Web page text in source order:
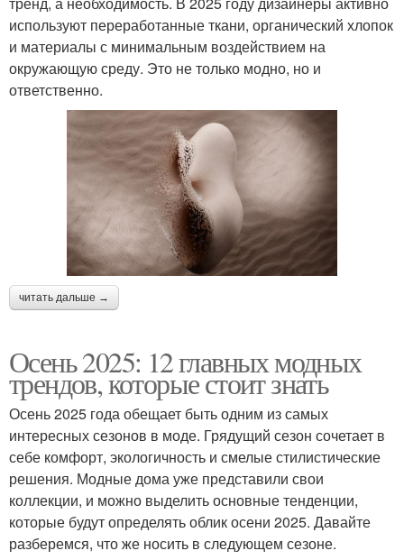
используют переработанные ткани, органический хлопок
и материалы с минимальным воздействием на
окружающую среду. Это не только модно, но и
ответственно.
читать дальше →
Осень 2025: 12 главных модных
трендов, которые стоит знать
Осень 2025 года обещает быть одним из самых
интересных сезонов в моде. Грядущий сезон сочетает в
себе комфорт, экологичность и смелые стилистические
решения. Модные дома уже представили свои
коллекции, и можно выделить основные тенденции,
которые будут определять облик осени 2025. Давайте
разберемся, что же носить в следующем сезоне.